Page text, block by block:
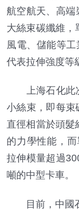
航空航天、高端
大絲束碳纖維，
風電、儲能等
代表拉伸強度等
上海石化此次
小絲束，即每
直徑相當於頭髮
的力學性能，而
拉伸模量超過
噸的中型卡車。
目前，中國石